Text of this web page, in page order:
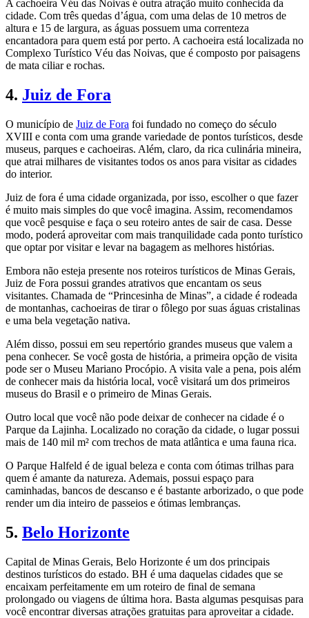
A cachoeira Véu das Noivas é outra atração muito conhecida da
cidade. Com três quedas d’água, com uma delas de 10 metros de
altura e 15 de largura, as águas possuem uma correnteza
encantadora para quem está por perto. A cachoeira está localizada no
Complexo Turístico Véu das Noivas, que é composto por paisagens
de mata ciliar e rochas.
4. Juiz de Fora
O município de Juiz de Fora foi fundado no começo do século
XVIII e conta com uma grande variedade de pontos turísticos, desde
museus, parques e cachoeiras. Além, claro, da rica culinária mineira,
que atrai milhares de visitantes todos os anos para visitar as cidades
do interior.
Juiz de fora é uma cidade organizada, por isso, escolher o que fazer
é muito mais simples do que você imagina. Assim, recomendamos
que você pesquise e faça o seu roteiro antes de sair de casa. Desse
modo, poderá aproveitar com mais tranquilidade cada ponto turístico
que optar por visitar e levar na bagagem as melhores histórias.
Embora não esteja presente nos roteiros turísticos de Minas Gerais,
Juiz de Fora possui grandes atrativos que encantam os seus
visitantes. Chamada de “Princesinha de Minas”, a cidade é rodeada
de montanhas, cachoeiras de tirar o fôlego por suas águas cristalinas
e uma bela vegetação nativa.
Além disso, possui em seu repertório grandes museus que valem a
pena conhecer. Se você gosta de história, a primeira opção de visita
pode ser o Museu Mariano Procópio. A visita vale a pena, pois além
de conhecer mais da história local, você visitará um dos primeiros
museus do Brasil e o primeiro de Minas Gerais.
Outro local que você não pode deixar de conhecer na cidade é o
Parque da Lajinha. Localizado no coração da cidade, o lugar possui
mais de 140 mil m² com trechos de mata atlântica e uma fauna rica.
O Parque Halfeld é de igual beleza e conta com ótimas trilhas para
quem é amante da natureza. Ademais, possui espaço para
caminhadas, bancos de descanso e é bastante arborizado, o que pode
render um dia inteiro de passeios e ótimas lembranças.
5. Belo Horizonte
Capital de Minas Gerais, Belo Horizonte é um dos principais
destinos turísticos do estado. BH é uma daquelas cidades que se
encaixam perfeitamente em um roteiro de final de semana
prolongado ou viagens de última hora. Basta algumas pesquisas para
você encontrar diversas atrações gratuitas para aproveitar a cidade.